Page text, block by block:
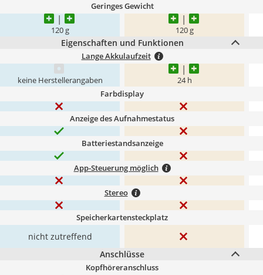
Geringes Gewicht
120 g ‎120 g
Eigenschaften und Funktionen
Lange Akkulaufzeit
keine Herstellerangaben 24 h
Farbdisplay
Anzeige des Aufnahmestatus
Batteriestandsanzeige
App-Steuerung möglich
Stereo
Speicherkartensteckplatz
nicht zutreffend
Anschlüsse
Kopfhöreranschluss